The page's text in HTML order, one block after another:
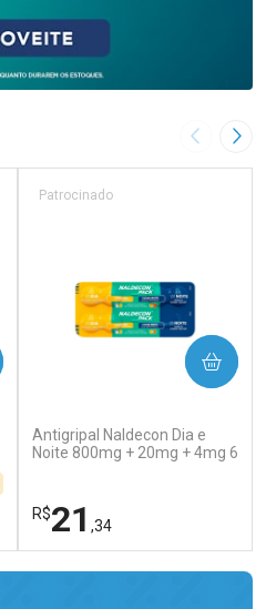
Imagem
Antigripal Naldecon Dia e
Noite 800mg + 20mg + 4mg 6
Patrocinado
R$21 ,34
COMPRAR